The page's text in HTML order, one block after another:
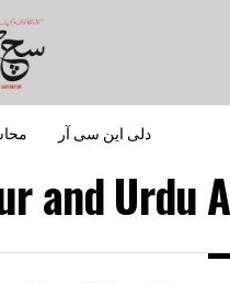
دلی این سی آر
and Urdu